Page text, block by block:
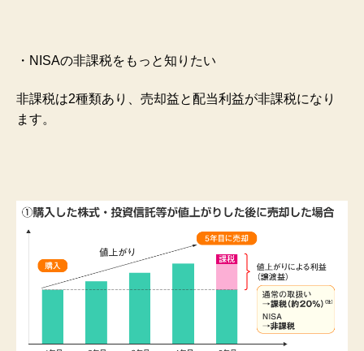
・NISAの非課税をもっと知りたい
非課税は2種類あり、売却益と配当利益が非課税になり
ます。